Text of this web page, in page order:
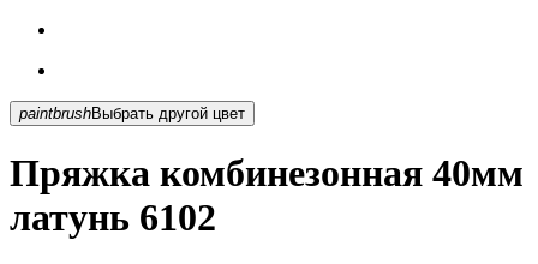
paintbrush Выбрать другой цвет
Пряжка комбинезонная 40мм
латунь 6102